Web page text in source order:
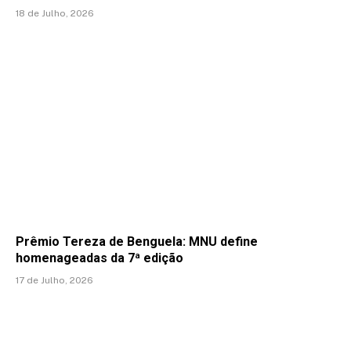
18 de Julho, 2026
Prêmio Tereza de Benguela: MNU define
homenageadas da 7ª edição
17 de Julho, 2026